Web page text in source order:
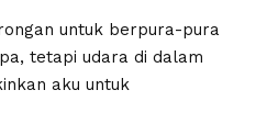
untuk berpura-pura
tetapi udara di dalam
aku untuk